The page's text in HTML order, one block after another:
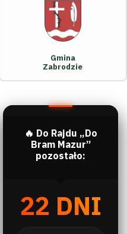
Gmina
Zabrodzie
🔥 Do Rajdu „Do
Bram Mazur”
pozostało:
22 DNI